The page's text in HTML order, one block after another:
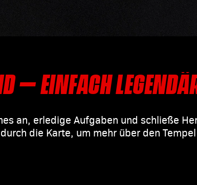
– EINFACH
an, erledige Aufgaben und schließe
die Karte, um mehr über den